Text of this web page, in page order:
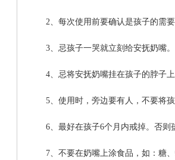
2、每次使用前要确认是孩子的需
3、忌孩子一哭就立刻给安抚奶嘴。
4、忌将安抚奶嘴挂在孩子的脖子
5、使用时，旁边要有人，不要将
6、最好在孩子6个月内戒掉。否则
7、不要在奶嘴上涂食品，如：糖、